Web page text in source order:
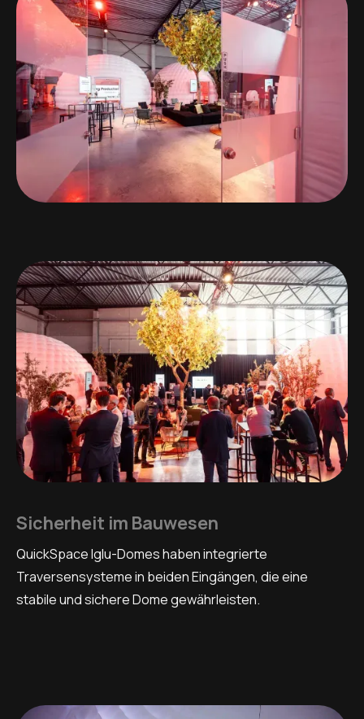
Sicherheit im Bauwesen
QuickSpace Iglu-Domes haben integrierte
Traversensysteme in beiden Eingängen, die eine
stabile und sichere Dome gewährleisten.